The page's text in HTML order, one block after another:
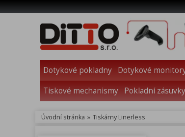
Dotykové pokladny Dotykové
Tiskové mechanismy
Pokladní zásuvky
Úvodní stránka » Tiskárny Linerless